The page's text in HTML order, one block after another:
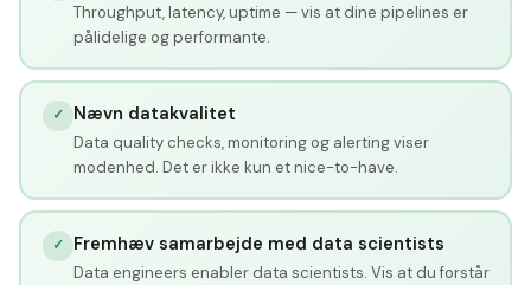
Throughput, latency, uptime — vis at dine pipelines er
pålidelige og performante.
✓ Nævn datakvalitet
Data quality checks, monitoring og alerting viser
modenhed. Det er ikke kun et nice-to-have.
✓ Fremhæv samarbejde med data scientists
Data engineers enabler data scientists. Vis at du forstår